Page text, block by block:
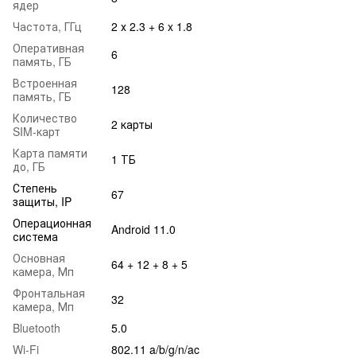
ядер
Частота, ГГц
2 х 2.3 + 6 x 1.8
Оперативная
память, ГБ
6
Встроенная
память, ГБ
128
Количество
SIM-карт
2 карты
Карта памяти
до, ГБ
1 ТБ
Степень
защиты, IP
67
Операционная
система
Android 11.0
Основная
камера, Мп
64 + 12 + 8 + 5
Фронтальная
камера, Мп
32
Bluetooth
5.0
Wi-Fi
802.11 a/b/g/n/ac